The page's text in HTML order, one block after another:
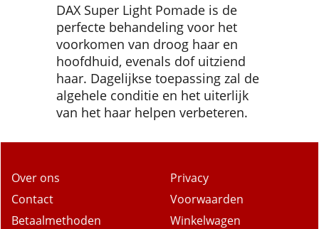
DAX Super Light Pomade is de
perfecte behandeling voor het
voorkomen van droog haar en
hoofdhuid, evenals dof uitziend
haar. Dagelijkse toepassing zal de
algehele conditie en het uiterlijk
van het haar helpen verbeteren.
Over ons
Contact
Betaalmethoden
Privacy
Voorwaarden
Winkelwagen